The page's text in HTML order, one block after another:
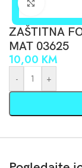
ZAŠTITNA
MAT 03625
10,00 KM
- +